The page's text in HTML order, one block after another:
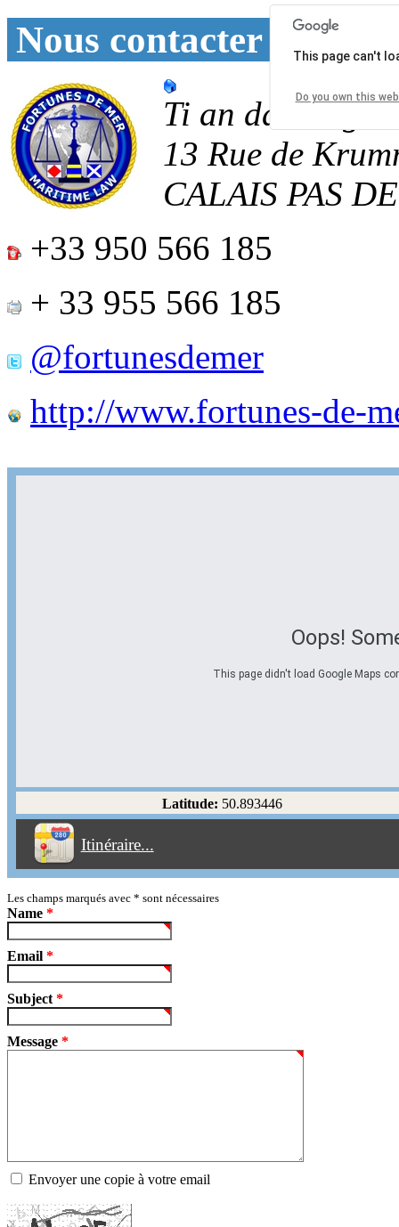
Nous contacter
Ti an
13 Rue de
CALAIS PAS
+33 950 566 185
+ 33 955 566 185
@fortunesdemer
http://www.fortunes-de-
Oops!
This page didn't load Google Maps
This page can't
Do you own this
Latitude: 50.893446
Itinéraire...
Éviter les autoroutes
Éviter les péages
Partir! Reset
Les champs marqués avec * sont nécessaires
Name *
Email *
Subject *
Message *
Envoyer une copie à votre email